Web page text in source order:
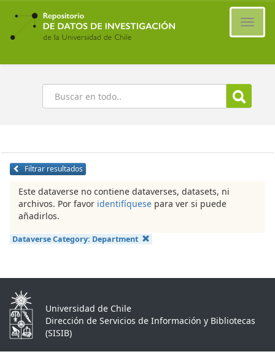
Ir
contenido
principal
Buscar
Filtrar resultados
Este dataverse no contiene dataverses, datasets, ni
archivos. Por favor identifíquese para ver si puede
añadirlos.
Dataverse Category: Department
Universidad de Chile
Dirección de Servicios de Información y Bibliotecas
(SISIB)